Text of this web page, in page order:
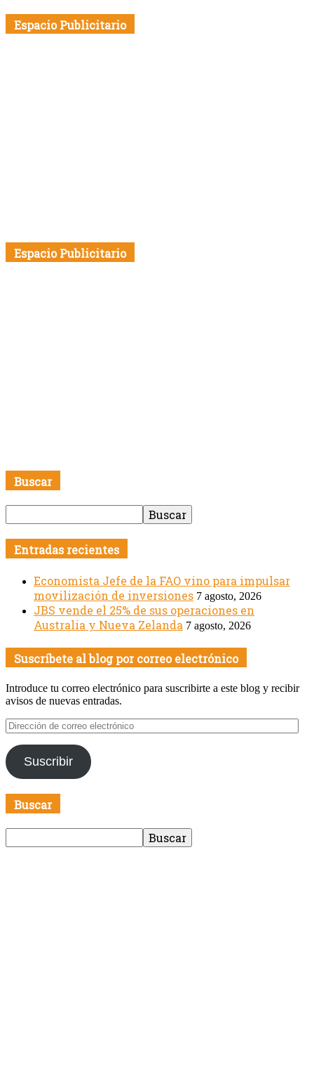
Espacio Publicitario
Espacio Publicitario
Buscar
Entradas recientes
Economista Jefe de la FAO vino para impulsar
movilización de inversiones 7 agosto, 2026
JBS vende el 25% de sus operaciones en
Australia y Nueva Zelanda 7 agosto, 2026
Suscríbete al blog por correo electrónico
Introduce tu correo electrónico para suscribirte a este blog y recibir
avisos de nuevas entradas.
Dirección
de
correo
electrónico
Suscribir
Buscar